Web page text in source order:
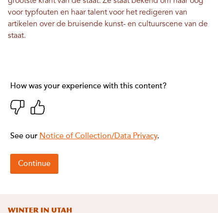
voor typfouten en haar talent voor het redigeren van
artikelen over de bruisende kunst- en cultuurscene van de
staat.
Winter in Utah